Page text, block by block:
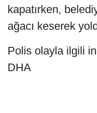
kapatırken,
ağacı keserek
Polis olayla ilgili
DHA